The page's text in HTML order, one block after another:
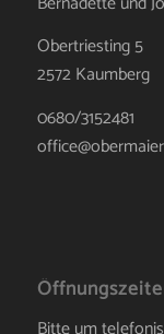
Obertriesting 5
2572 Kaumberg
0680/3152481